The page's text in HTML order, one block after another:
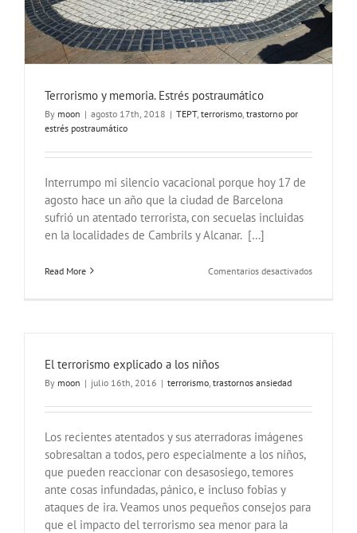
Terrorismo y memoria. Estrés postraumático
By moon | agosto 17th, 2018 | TEPT, terrorismo trastorno por
estrés postraumático
Interrumpo mi silencio vacacional porque hoy 17 de
agosto hace un año que la ciudad de Barcelona
sufrió un atentado terrorista, con secuelas incluidas
en la localidades de Cambrils y Alcanar. […]
Read More Comentarios desactivadosen
El terrorismo explicado a los niños
By moon | julio 16th, 2016 | terrorismo trastornos ansiedad
Los recientes atentados y sus aterradoras imágenes
sobresaltan a todos, pero especialmente a los niños,
que pueden reaccionar con desasosiego, temores
ante cosas infundadas, pánico, e incluso fobias y
ataques de ira. Veamos unos pequeños consejos para
que el impacto del terrorismo sea menor para la